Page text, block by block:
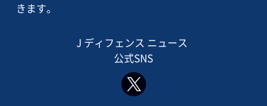
きます。
J ディフェンス ニュース
公式SNS